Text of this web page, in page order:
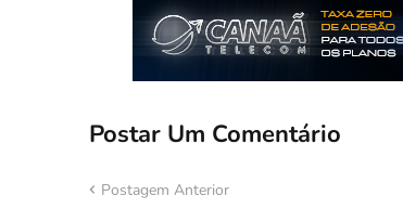
Postar Um Comentário
Postagem Anterior